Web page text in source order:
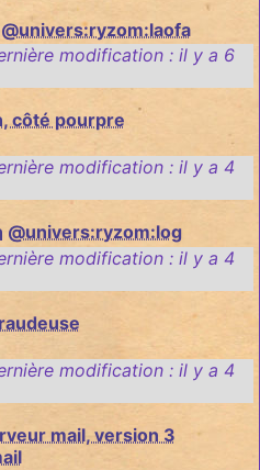
@univers:ryzom:laofa
modification : il y a 6
côté pourpre
modification : il y a 4
@univers:ryzom:log
modification : il y a 4
modification : il y a 4
mail, version 3